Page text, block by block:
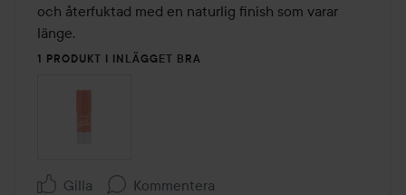
och återfuktad med en naturlig finish som varar
länge.
1 PRODUKT I INLÄGGET BRA
Gilla Kommentera